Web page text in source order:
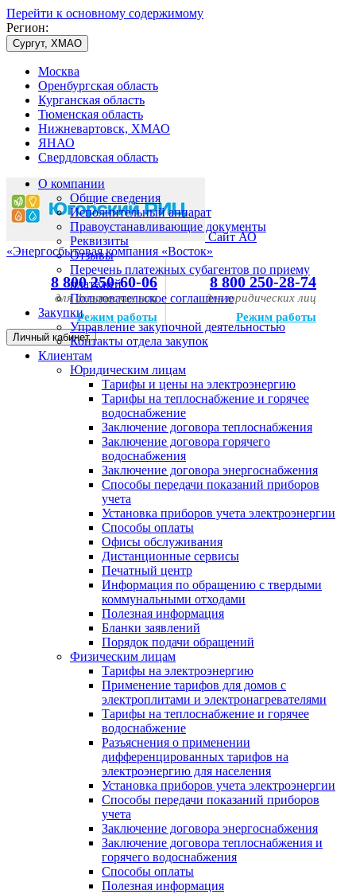
Перейти к основному содержимому
Регион:
Сургут, ХМАО
Москва
Оренбургская область
Курганская область
Тюменская область
Нижневартовск, ХМАО
ЯНАО
Свердловская область
Сайт АО
«Энергосбытовая компания «Восток»
8 800 250-60-06
для физических лиц
Режим работы
8 800 250-28-74
для юридических лиц
Режим работы
Личный кабинет
О компании
Общие сведения
Исполнительный аппарат
Правоустанавливающие документы
Реквизиты
Отзывы
Перечень платежных субагентов по приему
платежей
Пользовательское соглашение
Закупки
Управление закупочной деятельностью
Контакты отдела закупок
Клиентам
Юридическим лицам
Тарифы и цены на электроэнергию
Тарифы на теплоснабжение и горячее
водоснабжение
Заключение договора теплоснабжения
Заключение договора горячего
водоснабжения
Заключение договора энергоснабжения
Способы передачи показаний приборов
учета
Установка приборов учета электроэнергии
Способы оплаты
Офисы обслуживания
Дистанционные сервисы
Печатный центр
Информация по обращению с твердыми
коммунальными отходами
Полезная информация
Бланки заявлений
Порядок подачи обращений
Физическим лицам
Тарифы на электроэнергию
Применение тарифов для домов с
электроплитами и электронагревателями
Тарифы на теплоснабжение и горячее
водоснабжение
Разъяснения о применении
дифференцированных тарифов на
электроэнергию для населения
Установка приборов учета электроэнергии
Способы передачи показаний приборов
учета
Заключение договора энергоснабжения
Заключение договора теплоснабжения и
горячего водоснабжения
Способы оплаты
Полезная информация